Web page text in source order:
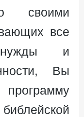
своими
все
и
Вы
программу